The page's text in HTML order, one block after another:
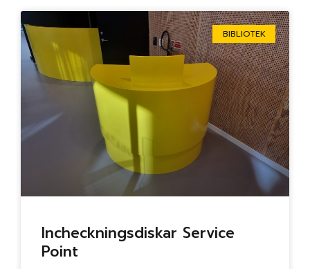
BIBLIOTEK
Incheckningsdiskar Service
Point